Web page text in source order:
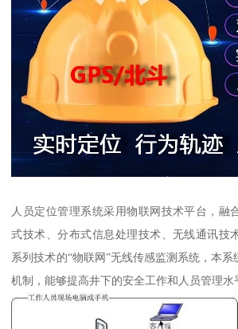
人员定位管理系统采用物联网技术平台，融
式技术、分布式信息处理技术、无线通讯技
系列技术的“物联网”无线传感监测系统，本
机制，能够提高井下的安全工作和人员管理水